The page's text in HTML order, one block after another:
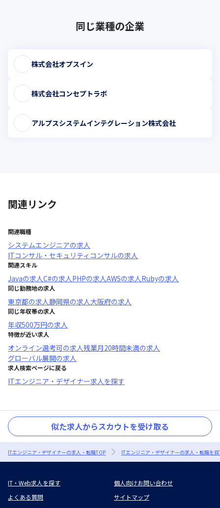
同じ業種の企業
株式会社オプスイン
株式会社コンセプトラボ
アルプスシステムインテグレーション株式会社
関連リンク
関連職種
システムエンジニアの求人
ITコンサル・セキュリティコンサルの求人
関連スキル
Javaの求人C#の求人PHPの求人AWSの求人Rubyの求人
同じ勤務地の求人
東京都の求人静岡県の求人大阪府の求人
同じ年収帯の求人
年収500万円の求人
特徴が近い求人
オンライン選考可の求人残業月20時間未満の求人
グローバル展開の求人
求人検索ページに戻る
ITエンジニア・デザイナー求人を探す
似た求人からスカウトを受け取る
ITエンジニア・デザイナーの求人・転職TOP ITエンジニア・デザイナーの求人・転職を
IT・Web求人を探す
個人向けお問い合わせ
よくある質問
サイトマップ